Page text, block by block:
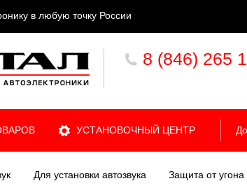
в любую точку России
8 (846) 265
УСТАНОВОЧНЫЙ ЦЕНТР
Для установки автозвука Защита от угона